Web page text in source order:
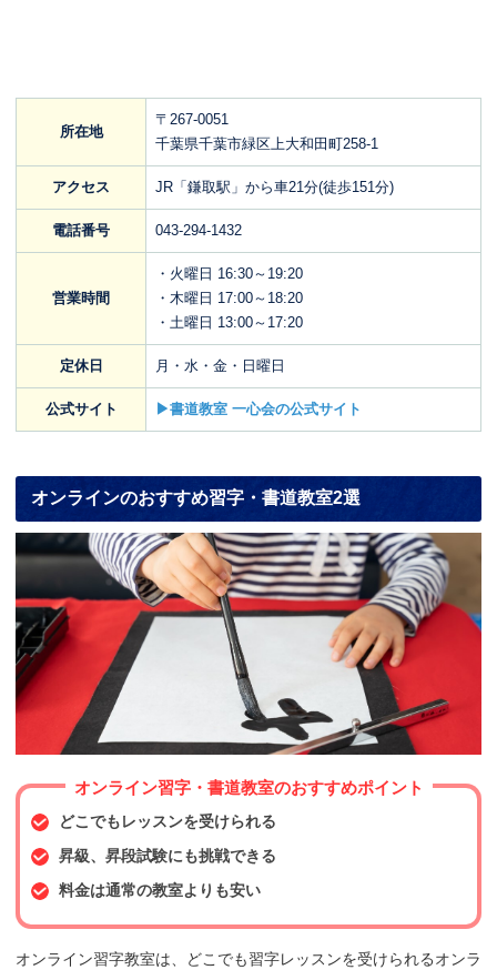
所在地
〒267-0051
千葉県千葉市緑区上大和田町258-1
アクセス JR「鎌取駅」から車21分(徒歩151分)
電話番号 043-294-1432
営業時間
・火曜日 16:30～19:20
・木曜日 17:00～18:20
・土曜日 13:00～17:20
定休日 月・水・金・日曜日
公式サイト ▶書道教室 一心会の公式サイト
オンラインのおすすめ習字・書道教室2選
オンライン習字・書道教室のおすすめポイント
どこでもレッスンを受けられる
昇級、昇段試験にも挑戦できる
料金は通常の教室よりも安い
オンライン習字教室は、どこでも習字レッスンを受けられるオンラ